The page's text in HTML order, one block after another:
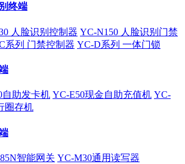
终端
人脸识别控制器 YC-N150 人脸识别门禁
系列 门禁控制器 YC-D系列 一体门锁
自助发卡机 YC-E50现金自助充值机 YC-
圈存机
智能网关 YC-M30通用读写器